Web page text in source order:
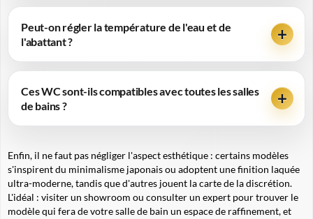
Peut-on régler la température de l'eau et de
l'abattant ?
Ces WC sont-ils compatibles avec toutes les salles
de bains ?
Enfin, il ne faut pas négliger l'aspect esthétique : certains modèles
s'inspirent du minimalisme japonais ou adoptent une finition laquée
ultra-moderne, tandis que d'autres jouent la carte de la discrétion.
L'idéal : visiter un showroom ou consulter un expert pour trouver le
modèle qui fera de votre salle de bain un espace de raffinement, et